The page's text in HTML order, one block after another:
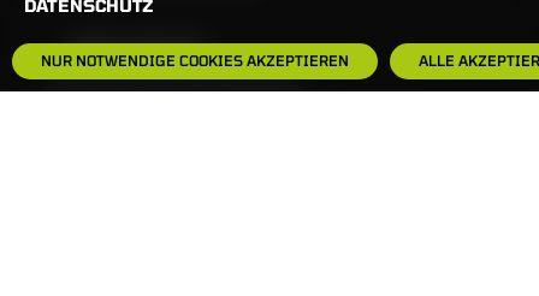
HÄUFIG GESUCHT:
DATENSCHUTZ
NUR NOTWENDIGE COOKIES AKZEPTIEREN ALLE